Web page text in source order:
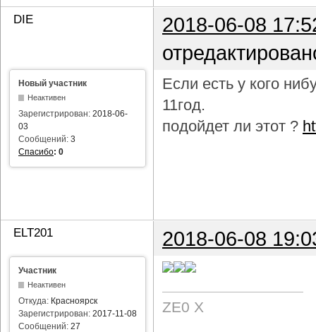
DIE
2018-06-08
Новый участник
Неактивен
Зарегистрирован: 2018-06-
03
Сообщений: 3
Спасибо: 0
Если есть у кого
11год.
подойдет ли этот ?
ELT201 2018-06-08
Участник
Неактивен
Откуда: Красноярск
Зарегистрирован: 2017-11-08
Сообщений: 27
ZE0 X